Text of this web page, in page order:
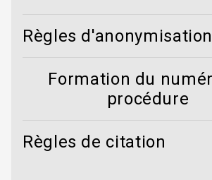
Règles d'anonymisation
Formation du
procédure
Règles de citation